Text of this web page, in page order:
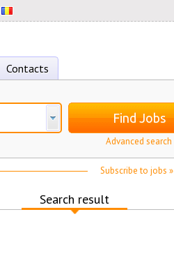
Contacts
Find Jobs
Advanced search
Subscribe to jobs »
Search result